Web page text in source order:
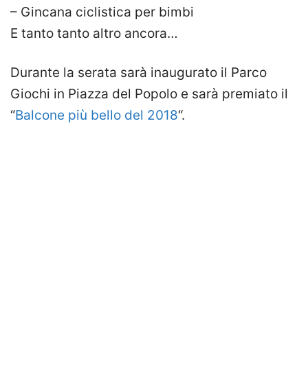
– Gincana ciclistica per bimbi
E tanto tanto altro ancora…
Durante la serata sarà inaugurato il Parco
Giochi in Piazza del Popolo e sarà premiato il
“Balcone più bello del 2018“.